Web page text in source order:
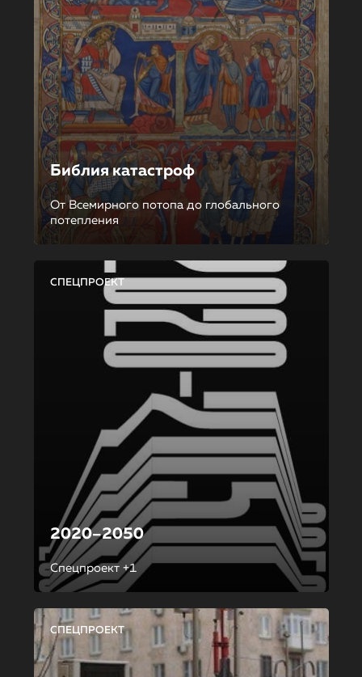
Библия катастроф
От Всемирного потопа до глобального
потепления
СПЕЦПРОЕКТ
2020–2050
Спецпроект +1
СПЕЦПРОЕКТ